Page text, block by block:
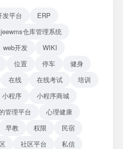
发平台
ERP
jeewms仓库管理系统
web开发
WIKI
位置 停车
健身
在线 在线考试
培训
小程序
小程序商城
管理平台
心理健康
早教 权限
民宿
社区平台
私信